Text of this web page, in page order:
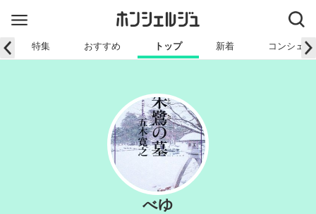
特集 おすすめ トップ 新着 コンシェ
べゆ